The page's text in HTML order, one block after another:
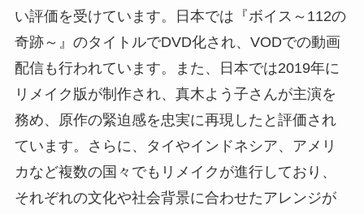
い評価を受けています。日本では『ボイス～112の
奇跡～』のタイトルでDVD化され、VODでの動画
配信も行われています。また、日本では2019年に
リメイク版が制作され、真木よう子さんが主演を
務め、原作の緊迫感を忠実に再現したと評価され
ています。さらに、タイやインドネシア、アメリ
カなど複数の国々でもリメイクが進行しており、
それぞれの文化や社会背景に合わせたアレンジが